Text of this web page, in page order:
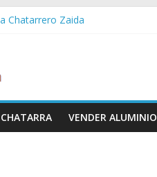
Chatarrero Zaida
Chatarrero Zuera
Chatarrero Zaragoza
VENDER ALUMINIO